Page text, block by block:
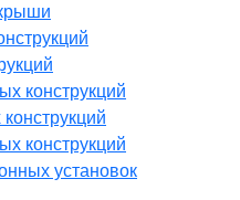
конструкций
конструкций
установок